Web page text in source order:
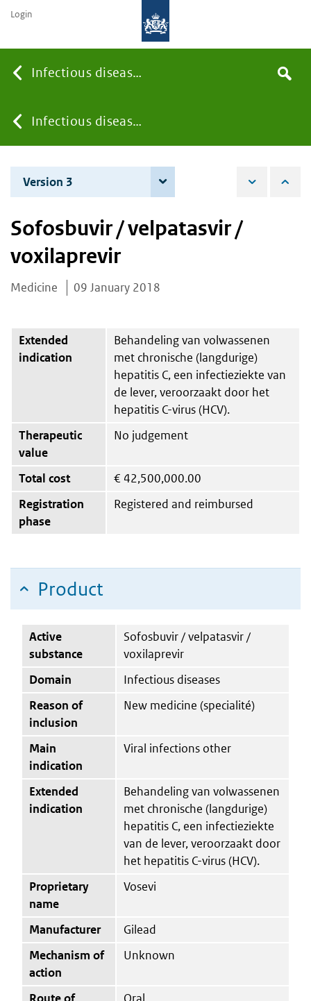
Infectious diseases
You
are
here:
Infectious diseases
the
Search
Login
Version 3
Sofosbuvir / velpatasvir /
voxilaprevir
Medicine 09 January 2018
Extended
indication
Behandeling van volwassenen
met chronische (langdurige)
hepatitis C, een infectieziekte van
de lever, veroorzaakt door het
hepatitis C-virus (HCV).
Therapeutic
value
No judgement
Total cost € 42,500,000.00
Registration
phase
Registered and reimbursed
Product
Active
substance
Sofosbuvir / velpatasvir /
voxilaprevir
Domain
Infectious diseases
Reason of
inclusion
New medicine (specialité)
Main
indication
Viral infections other
Extended
indication
Behandeling van volwassenen
met chronische (langdurige)
hepatitis C, een infectieziekte
van de lever, veroorzaakt door
het hepatitis C-virus (HCV).
Proprietary
name
Vosevi
Manufacturer
Gilead
Mechanism of
action
Unknown